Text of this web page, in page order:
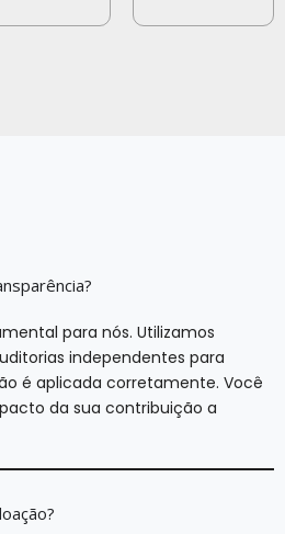
para nós. Utilizamos
independentes para
é aplicada corretamente. Você
da sua contribuição a